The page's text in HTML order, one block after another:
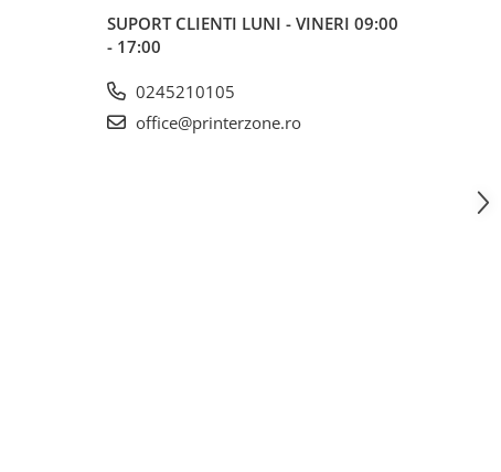
SUPORT CLIENTI LUNI - VINERI 09:00
- 17:00
0245210105
office@printerzone.ro